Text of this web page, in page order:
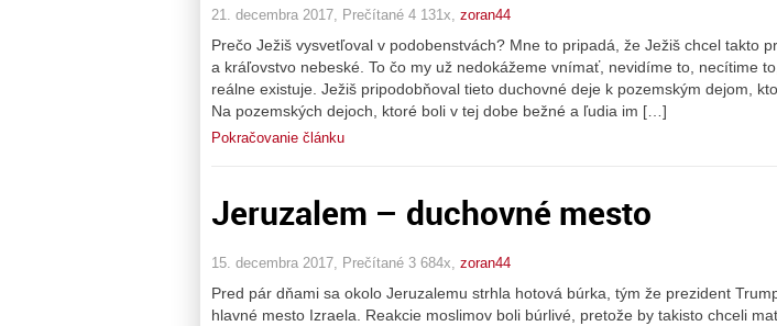
21. decembra 2017, Prečítané 4 131x, zoran44
Prečo Ježiš vysvetľoval v podobenstvách? Mne to pripadá, že Ježiš chcel takto
a kráľovstvo nebeské. To čo my už nedokážeme vnímať, nevidíme to, necítime
reálne existuje. Ježiš pripodobňoval tieto duchovné deje k pozemským dejom,
Na pozemských dejoch, ktoré boli v tej dobe bežné a ľudia im […]
Pokračovanie článku
Jeruzalem – duchovné mesto
15. decembra 2017, Prečítané 3 684x, zoran44
Pred pár dňami sa okolo Jeruzalemu strhla hotová búrka, tým že prezident
hlavné mesto Izraela. Reakcie moslimov boli búrlivé, pretože by takisto chceli